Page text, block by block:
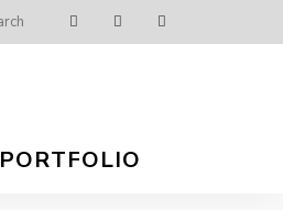
PORTFOLIO